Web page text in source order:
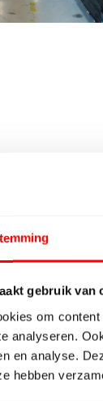
gebruik van
om
analyseren.
en analyse.
hebben